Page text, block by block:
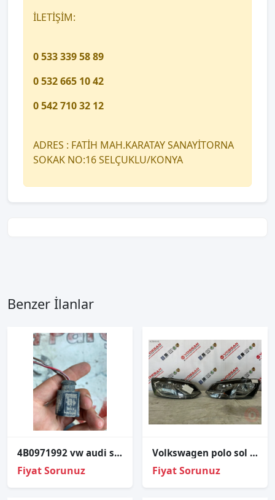
İLETİŞİM:
0 533 339 58 89
0 532 665 10 42
0 542 710 32 12
ADRES : FATİH MAH.KARATAY SANAYİTORNA
SOKAK NO:16 SELÇUKLU/KONYA
Benzer İlanlar
4B0971992 vw audi seat skoda motor tesisatı fiş soketi
Fiyat Sorunuz
Volkswagen polo sol sag Far 2014 Orjinal Çıkma Parça
Fiyat Sorunuz